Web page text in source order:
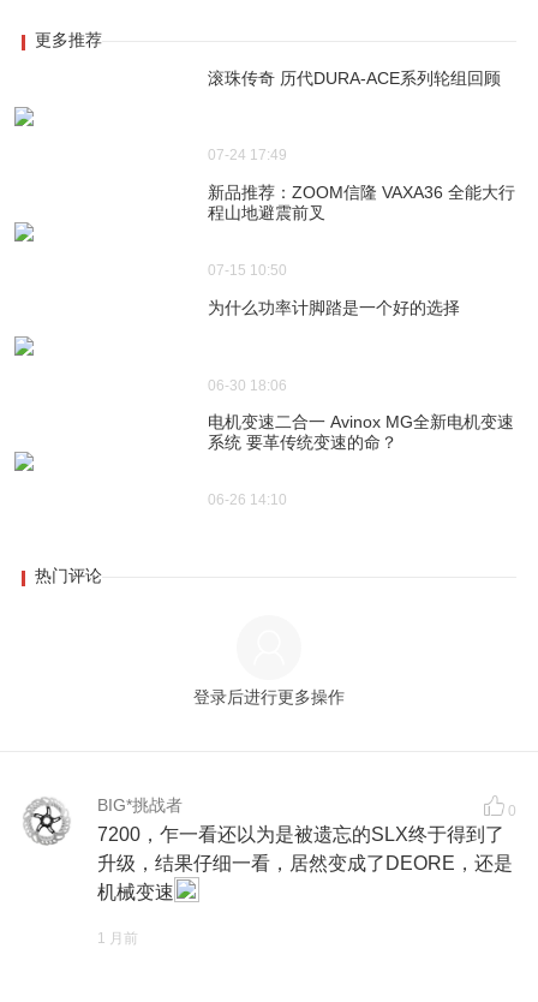
更多推荐
滚珠传奇 历代DURA-ACE系列轮组回顾
07-24 17:49
新品推荐：ZOOM信隆 VAXA36 全能大行
程山地避震前叉
07-15 10:50
为什么功率计脚踏是一个好的选择
06-30 18:06
电机变速二合一 Avinox MG全新电机变速
系统 要革传统变速的命？
06-26 14:10
热门评论
登录后进行更多操作
BIG*挑战者 0
7200，乍一看还以为是被遗忘的SLX终于得到了
升级，结果仔细一看，居然变成了DEORE，还是
机械变速
1 月前